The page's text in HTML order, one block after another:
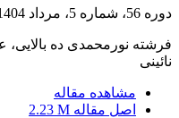
دوره 56، شماره 5، مرداد 1404، صفحه
فرشته نورمحمدی ده بالایی،
نائینی
مشاهده مقاله
اصل مقاله 2.23 M